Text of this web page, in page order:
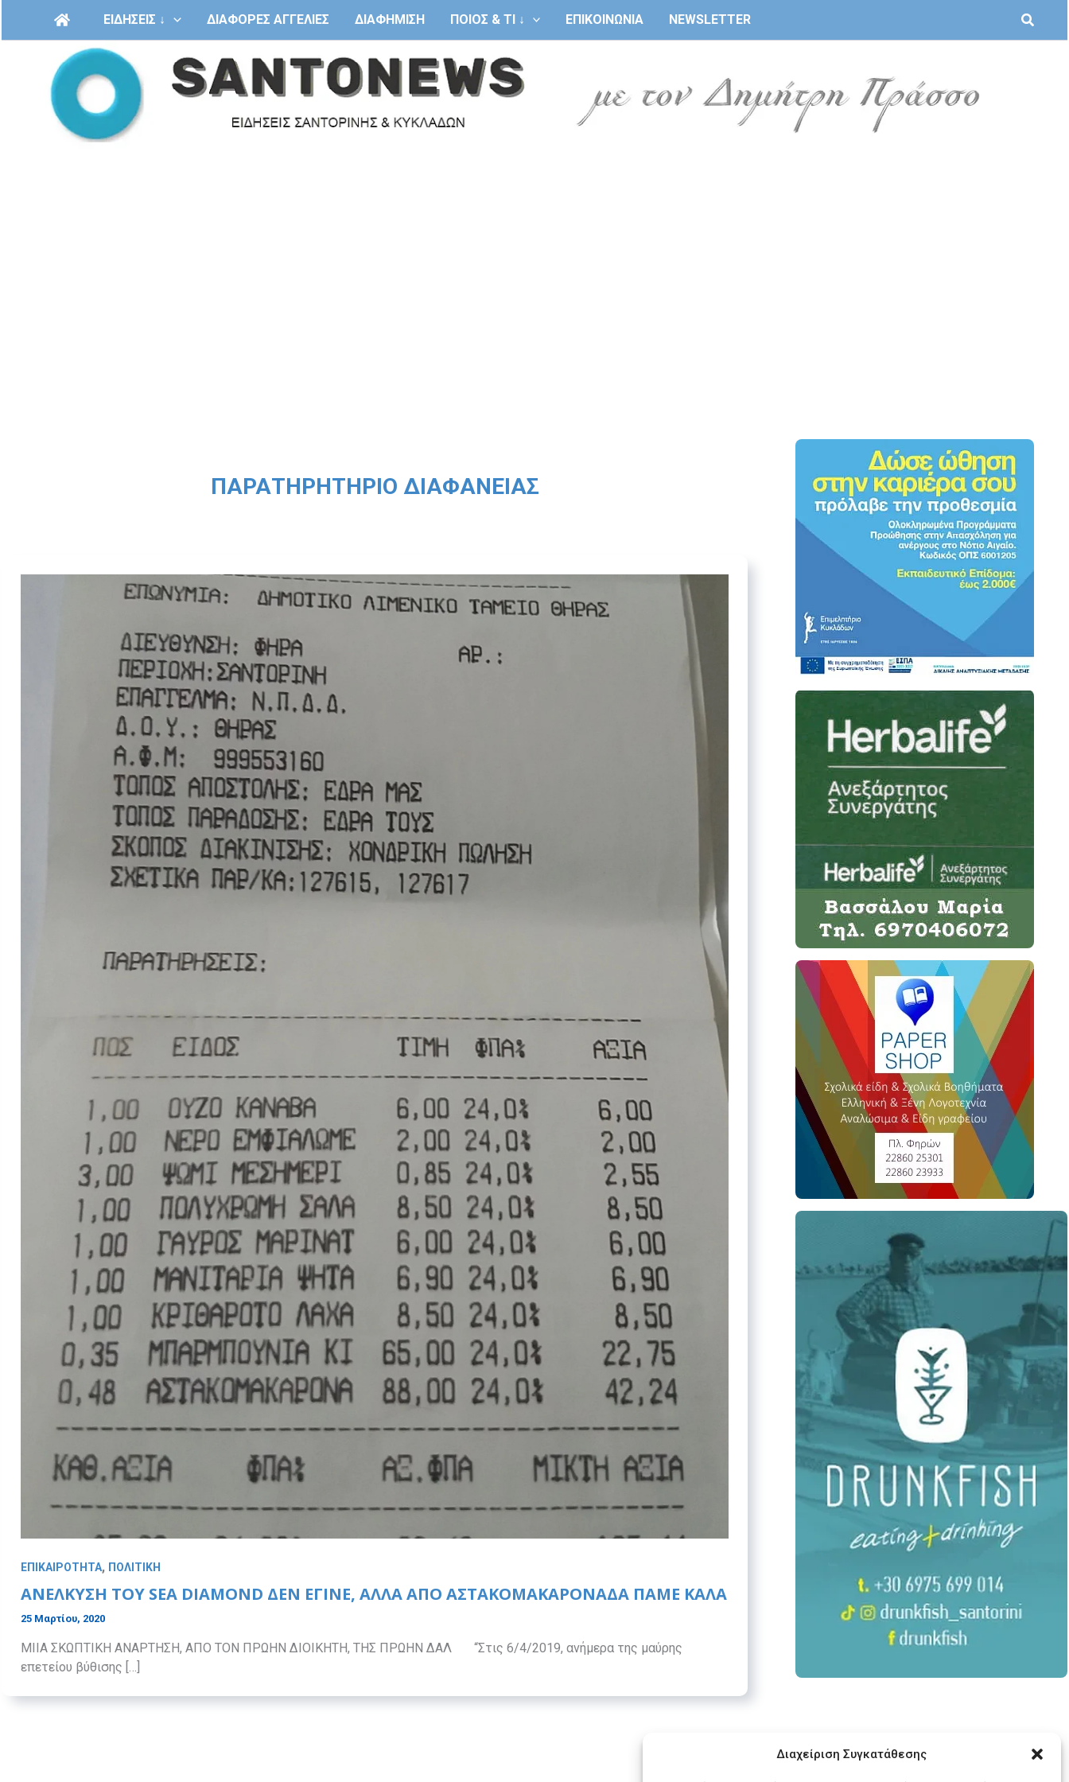
Διαχείριση Συγκατάθεσης
ΕΙΔΗΣΕΙΣ ↓ ΔΙΑΦΟΡΕΣ ΑΓΓΕΛΙΕΣ ΔΙΑΦΗΜΙΣΗ ΠΟΙΟΣ & ΤΙ ↓ ΕΠΙΚΟΙΝΩΝΙΑ NEWSLETTER
ΠΑΡΑΤΗΡΗΤΉΡΙΟ ΔΙΑΦΆΝΕΙΑΣ
ΕΠΙΚΑΙΡΟΤΗΤΑ, ΠΟΛΙΤΙΚΗ
ΑΝΈΛΚΥΣΗ ΤΟΥ SEA DIAMOND ΔΕΝ ΈΓΙΝΕ, ΑΛΛΆ ΑΠΌ ΑΣΤΑΚΟΜΑΚΑΡΟΝΆΔΑ ΠΆΜΕ ΚΑΛΆ
25 Μαρτίου, 2020
MIΙΑ ΣΚΩΠΤΙΚΗ ΑΝΑΡΤΗΣΗ, ΑΠΟ ΤΟΝ ΠΡΩΗΝ ΔΙΟΙΚΗΤΗ, ΤΗΣ ΠΡΩΗΝ ΔΑΛ “Στις 6/4/2019, ανήμερα της μαύρης
επετείου βύθισης […]